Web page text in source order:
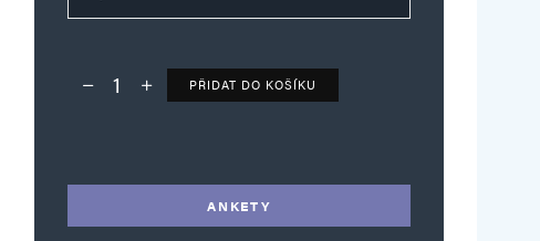
Deník TO – verze bez reklam množství
PŘIDAT DO KOŠÍKU
ANKETY